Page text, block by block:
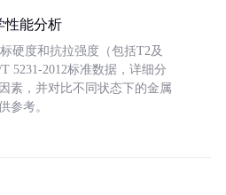
性能分析
硬度和抗拉强度（包括T2及
5231-2012标准数据，详细分
素，并对比不同状态下的金属
参考。